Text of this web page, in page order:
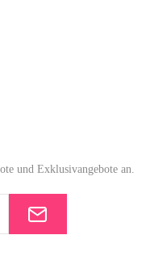
und Exklusivangebote an.